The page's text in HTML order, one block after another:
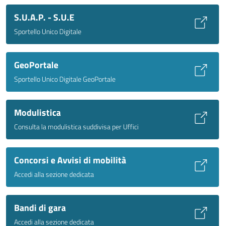
S.U.A.P. - S.U.E
Sportello Unico Digitale
GeoPortale
Sportello Unico Digitale GeoPortale
Modulistica
Consulta la modulistica suddivisa per Uffici
Concorsi e Avvisi di mobilità
Accedi alla sezione dedicata
Bandi di gara
Accedi alla sezione dedicata